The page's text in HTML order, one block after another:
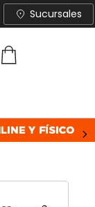
Sucursales